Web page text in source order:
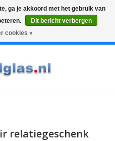
Graveren
relatiegeschenk
ga je akkoord met het gebruik van
Dit bericht verbergen
cookies »